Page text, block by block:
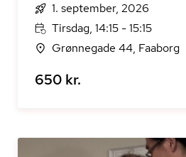
1. september, 2026
Tirsdag, 14:15 - 15:15
Grønnegade 44, Faaborg
650 kr.